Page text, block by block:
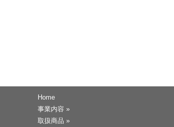
Home
事業内容 »
取扱商品 »